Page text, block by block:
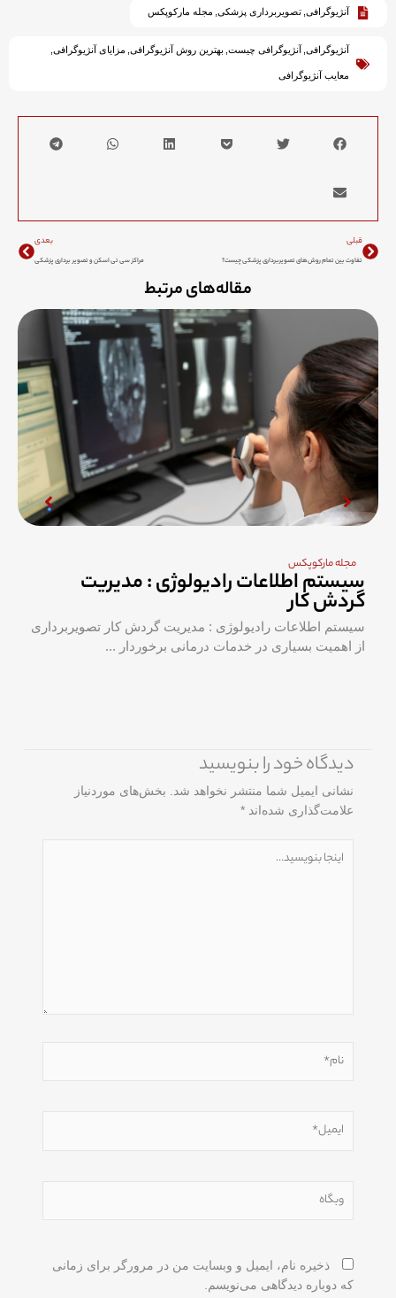
آنژیوگرافی, تصویربرداری پزشکی, مجله مارکوپکس
آنژیوگرافی, آنژیوگرافی چیست, بهترین روش آنژیوگرافی, مزایای آنژیوگرافی,
معایب آنژیوگرافی
قبلی
تفاوت بین تمام روش‌های تصویربرداری پزشکی چیست؟
بعدی
مراکز سی تی اسکن و تصویر برداری پزشکی
مقاله‌های مرتبط
مجله مارکوپکس
سیستم اطلاعات رادیولوژی : مدیریت
گردش کار
سیستم اطلاعات رادیولوژی : مدیریت گردش کار تصویربرداری
از اهمیت بسیاری در خدمات درمانی برخوردار ...
دیدگاه‌ خود را بنویسید
نشانی ایمیل شما منتشر نخواهد شد. بخش‌های موردنیاز
علامت‌گذاری شده‌اند*
بنویسید…
ذخیره نام، ایمیل و وبسایت من در مرورگر برای زمانی
که دوباره دیدگاهی می‌نویسم.